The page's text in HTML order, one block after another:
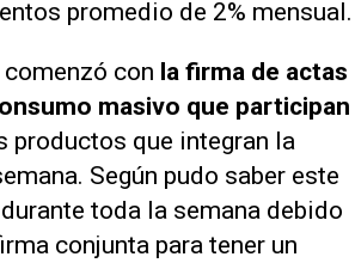
promedio de 2% mensual.
con la firma de actas
masivo que participan
productos que integran la
Según pudo saber este
toda la semana debido
conjunta para tener un